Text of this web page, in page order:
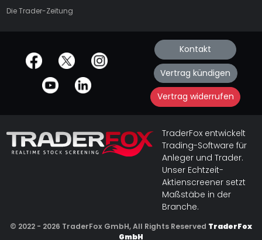
Die Trader-Zeitung
offizielle Social Media-Accounts Kontakt
Vertrag kündigen
Vertrag widerrufen
TraderFox entwickelt
Trading-Software für
Anleger und Trader.
Unser Echtzeit-
Aktienscreener setzt
Maßstäbe in der
Branche.
© 2022 - 2026 TraderFox GmbH, All Rights Reserved TraderFox
GmbH